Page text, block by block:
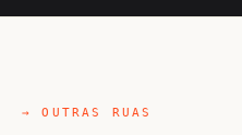
→ OUTRAS RUAS